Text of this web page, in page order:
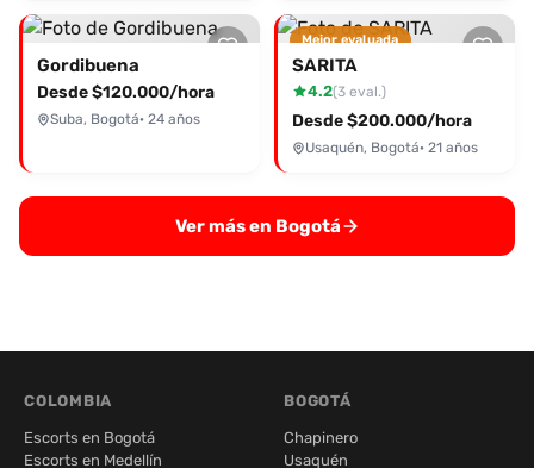
Gordibuena
Desde $120.000/hora
Suba, Bogotá· 24 años
Mejor evaluada
SARITA
4.2(3 eval.)
Desde $200.000/hora
Usaquén, Bogotá· 21 años
Ver más en Bogotá
COLOMBIA
Escorts en Bogotá
Escorts en Medellín
BOGOTÁ
Chapinero
Usaquén